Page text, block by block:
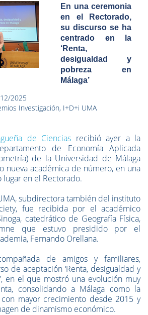
En una ceremonia
en el Rectorado,
su discurso se ha
centrado en la
‘Renta,
desigualdad y
pobreza en
Málaga’
2025
Investigación, I+D+i UMA
de Ciencias recibió ayer a la
de Economía Aplicada
de la Universidad de Málaga
nueva académica de número, en una
en el Rectorado.
subdirectora también del instituto
fue recibida por el académico
catedrático de Geografía Física,
que estuvo presidido por el
Fernando Orellana.
de amigos y familiares,
de aceptación ‘Renta, desigualdad y
en el que mostró una evolución muy
consolidando a Málaga como la
mayor crecimiento desde 2015 y
de dinamismo económico.